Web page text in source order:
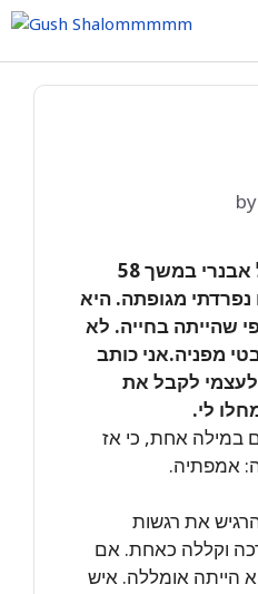
Skip
content
by
זכיתי לחיות עם רחל אבנרי במשך 58
נפרדתי מגופתה. היא
שהייתה בחייה. לא
מפניה.אני כותב
לעצמי לקבל את
לי.
במילה אחת, כי אז
אמפתיה.
את רגשות
וקללה כאחת. אם
הייתה אומללה. איש